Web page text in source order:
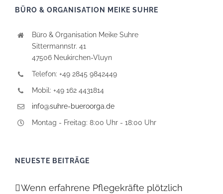
BÜRO & ORGANISATION MEIKE SUHRE
Büro & Organisation Meike Suhre
Sittermannstr. 41
47506 Neukirchen-Vluyn
Telefon: +49 2845 9842449
Mobil: +49 162 4431814
info@suhre-bueroorga.de
Montag - Freitag: 8:00 Uhr - 18:00 Uhr
NEUESTE BEITRÄGE
Wenn erfahrene Pflegekräfte plötzlich